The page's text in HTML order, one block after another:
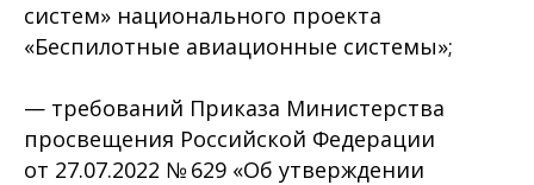
систем» национального проекта
«Беспилотные авиационные системы»;
— требований Приказа Министерства
просвещения Российской Федерации
от 27.07.2022 № 629 «Об утверждении